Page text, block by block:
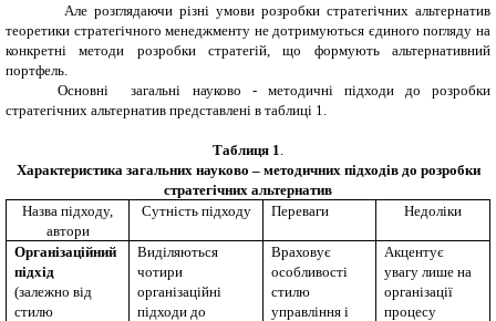
Але розглядаючи різні умови розробки стратегічних альтернатив
теоретики стратегічного менеджменту не дотримуються єдиного погляду на
конкретні методи розробки стратегій, що формують альтернативний
портфель.
Основні загальні науково - методичні підходи до розробки
стратегічних альтернатив представлені в таблиці 1.
Таблиця 1
Характеристика загальних науково – методичних підходів до розробки
стратегічних альтернатив
Назва підходу,
автори
Сутність підходу Переваги Недоліки
Організаційний
підхід
(залежно від
стилю
Виділяються
чотири
організаційні
підходи до
Враховує
особливості
стилю
управління і
Акцентує
увагу лише на
організації
процесу